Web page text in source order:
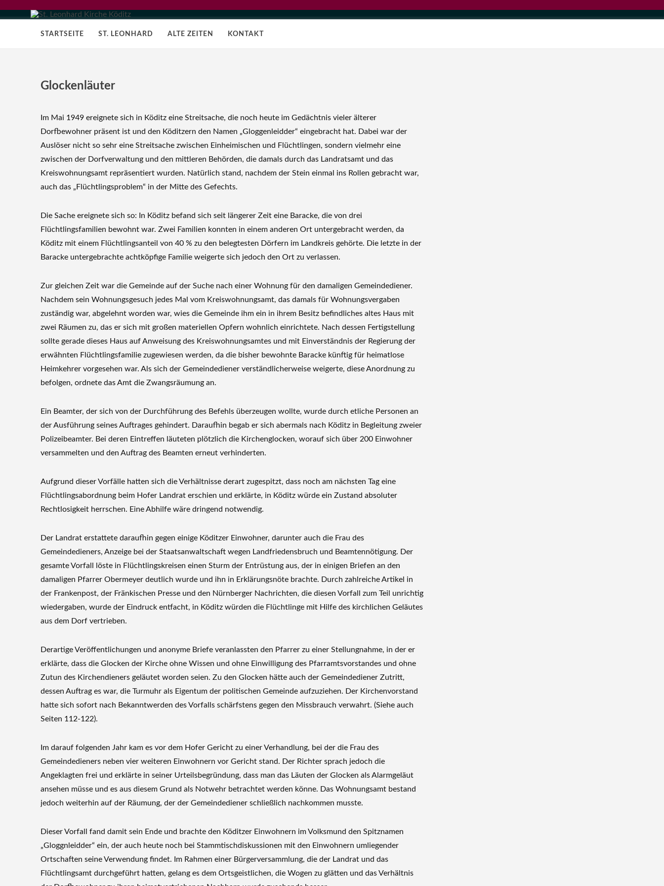
STARTSEITE ST. LEONHARD ALTE ZEITEN KONTAKT
Glockenläuter
Im Mai 1949 ereignete sich in Köditz eine Streitsache, die noch heute im Gedächtnis vieler älterer
Dorfbewohner präsent ist und den Köditzern den Namen „Gloggenleidder“ eingebracht hat. Dabei war der
Auslöser nicht so sehr eine Streitsache zwischen Einheimischen und Flüchtlingen, sondern vielmehr eine
zwischen der Dorfverwaltung und den mittleren Behörden, die damals durch das Landratsamt und das
Kreiswohnungsamt repräsentiert wurden. Natürlich stand, nachdem der Stein einmal ins Rollen gebracht war,
auch das „Flüchtlingsproblem“ in der Mitte des Gefechts.
Die Sache ereignete sich so: In Köditz befand sich seit längerer Zeit eine Baracke, die von drei
Flüchtlingsfamilien bewohnt war. Zwei Familien konnten in einem anderen Ort untergebracht werden, da
Köditz mit einem Flüchtlingsanteil von 40 % zu den belegtesten Dörfern im Landkreis gehörte. Die letzte in der
Baracke untergebrachte achtköpfige Familie weigerte sich jedoch den Ort zu verlassen.
Zur gleichen Zeit war die Gemeinde auf der Suche nach einer Wohnung für den damaligen Gemeindediener.
Nachdem sein Wohnungsgesuch jedes Mal vom Kreiswohnungsamt, das damals für Wohnungsvergaben
zuständig war, abgelehnt worden war, wies die Gemeinde ihm ein in ihrem Besitz befindliches altes Haus mit
zwei Räumen zu, das er sich mit großen materiellen Opfern wohnlich einrichtete. Nach dessen Fertigstellung
sollte gerade dieses Haus auf Anweisung des Kreiswohnungsamtes und mit Einverständnis der Regierung der
erwähnten Flüchtlingsfamilie zugewiesen werden, da die bisher bewohnte Baracke künftig für heimatlose
Heimkehrer vorgesehen war. Als sich der Gemeindediener verständlicherweise weigerte, diese Anordnung zu
befolgen, ordnete das Amt die Zwangsräumung an.
Ein Beamter, der sich von der Durchführung des Befehls überzeugen wollte, wurde durch etliche Personen an
der Ausführung seines Auftrages gehindert. Daraufhin begab er sich abermals nach Köditz in Begleitung zweier
Polizeibeamter. Bei deren Eintreffen läuteten plötzlich die Kirchenglocken, worauf sich über 200 Einwohner
versammelten und den Auftrag des Beamten erneut verhinderten.
Aufgrund dieser Vorfälle hatten sich die Verhältnisse derart zugespitzt, dass noch am nächsten Tag eine
Flüchtlingsabordnung beim Hofer Landrat erschien und erklärte, in Köditz würde ein Zustand absoluter
Rechtlosigkeit herrschen. Eine Abhilfe wäre dringend notwendig.
Der Landrat erstattete daraufhin gegen einige Köditzer Einwohner, darunter auch die Frau des
Gemeindedieners, Anzeige bei der Staatsanwaltschaft wegen Landfriedensbruch und Beamtennötigung. Der
gesamte Vorfall löste in Flüchtlingskreisen einen Sturm der Entrüstung aus, der in einigen Briefen an den
damaligen Pfarrer Obermeyer deutlich wurde und ihn in Erklärungsnöte brachte. Durch zahlreiche Artikel in
der Frankenpost, der Fränkischen Presse und den Nürnberger Nachrichten, die diesen Vorfall zum Teil unrichtig
wiedergaben, wurde der Eindruck entfacht, in Köditz würden die Flüchtlinge mit Hilfe des kirchlichen Geläutes
aus dem Dorf vertrieben.
Derartige Veröffentlichungen und anonyme Briefe veranlassten den Pfarrer zu einer Stellungnahme, in der er
erklärte, dass die Glocken der Kirche ohne Wissen und ohne Einwilligung des Pfarramtsvorstandes und ohne
Zutun des Kirchendieners geläutet worden seien. Zu den Glocken hätte auch der Gemeindediener Zutritt,
dessen Auftrag es war, die Turmuhr als Eigentum der politischen Gemeinde aufzuziehen. Der Kirchenvorstand
hatte sich sofort nach Bekanntwerden des Vorfalls schärfstens gegen den Missbrauch verwahrt. (Siehe auch
Seiten 112-122).
Im darauf folgenden Jahr kam es vor dem Hofer Gericht zu einer Verhandlung, bei der die Frau des
Gemeindedieners neben vier weiteren Einwohnern vor Gericht stand. Der Richter sprach jedoch die
Angeklagten frei und erklärte in seiner Urteilsbegründung, dass man das Läuten der Glocken als Alarmgeläut
ansehen müsse und es aus diesem Grund als Notwehr betrachtet werden könne. Das Wohnungsamt bestand
jedoch weiterhin auf der Räumung, der der Gemeindediener schließlich nachkommen musste.
Dieser Vorfall fand damit sein Ende und brachte den Köditzer Einwohnern im Volksmund den Spitznamen
„Gloggnleidder“ ein, der auch heute noch bei Stammtischdiskussionen mit den Einwohnern umliegender
Ortschaften seine Verwendung findet. Im Rahmen einer Bürgerversammlung, die der Landrat und das
Flüchtlingsamt durchgeführt hatten, gelang es dem Ortsgeistlichen, die Wogen zu glätten und das Verhältnis